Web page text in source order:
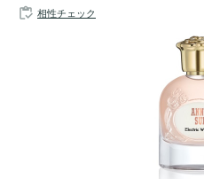
相性チェック